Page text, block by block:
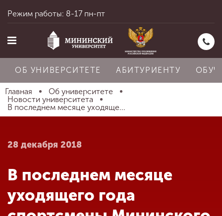
Главная
Абитуриенту
Режим работы: 8-17 пн-пт
ОБ УНИВЕРСИТЕТЕ АБИТУРИЕНТУ
Главная
Об университете
Новости университета
В последнем месяце уходяще...
28 декабря 2018
В последнем месяце
уходящего года